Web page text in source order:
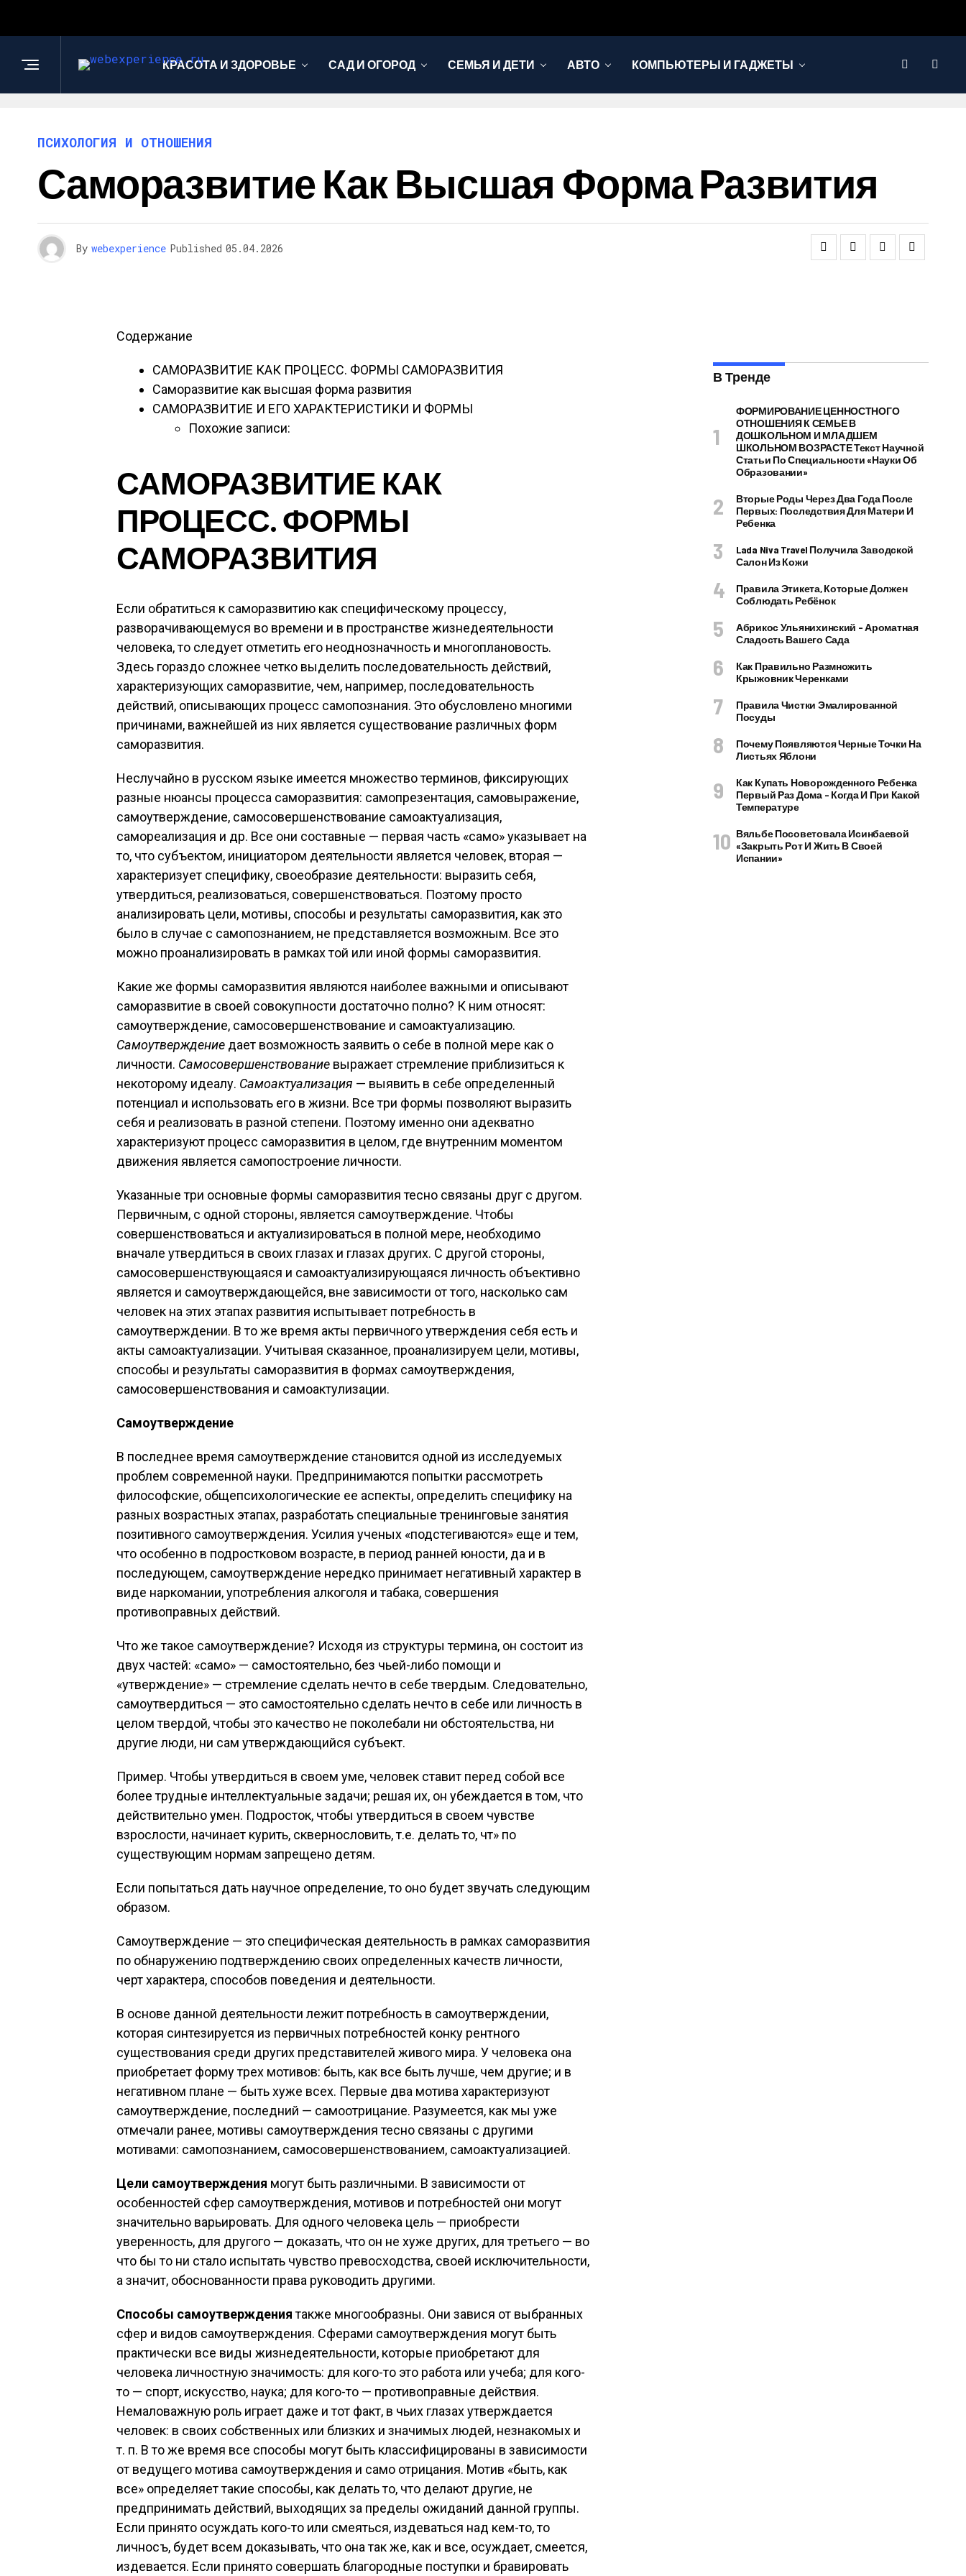
КРАСОТА И ЗДОРОВЬЕ САД И ОГОРОД СЕМЬЯ И ДЕТИ АВТО КОМПЬЮТЕРЫ И ГАДЖЕТЫ
ПСИХОЛОГИЯ И ОТНОШЕНИЯ
Саморазвитие Как Высшая Форма Развития
By webexperience Published 05.04.2026
Содержание
САМОРАЗВИТИЕ КАК ПРОЦЕСС. ФОРМЫ САМОРАЗВИТИЯ
Саморазвитие как высшая форма развития
САМОРАЗВИТИЕ И ЕГО ХАРАКТЕРИСТИКИ И ФОРМЫ
Похожие записи:
САМОРАЗВИТИЕ КАК
ПРОЦЕСС. ФОРМЫ
САМОРАЗВИТИЯ
Если обратиться к саморазвитию как специфическому процессу,
разворачивающемуся во времени и в пространстве жизнедеятельности
человека, то следует отметить его неоднозначность и многоплановость.
Здесь гораздо сложнее четко выделить последовательность действий,
характеризующих саморазвитие, чем, например, последовательность
действий, описывающих процесс самопознания. Это обусловлено многими
причинами, важнейшей из них является существование различных форм
саморазвития.
Неслучайно в русском языке имеется множество терминов, фиксирующих
разные нюансы процесса саморазвития: самопрезентация, самовыражение,
самоутверждение, самосовершенствование самоактуализация,
самореализация и др. Все они составные — первая часть «само» указывает на
то, что субъектом, инициатором деятельности является человек, вторая —
характеризует специфику, своеобразие деятельности: выразить себя,
утвердиться, реализоваться, совершенствоваться. Поэтому просто
анализировать цели, мотивы, способы и результаты саморазвития, как это
было в случае с самопознанием, не представляется возможным. Все это
можно проанализировать в рамках той или иной формы саморазвития.
Какие же формы саморазвития являются наиболее важными и описывают
саморазвитие в своей совокупности достаточно полно? К ним относят:
самоутверждение, самосовершенствование и самоактуализацию.
Самоутверждение дает возможность заявить о себе в полной мере как о
личности. Самосовершенствование выражает стремление приблизиться к
некоторому идеалу. Самоактуализация — выявить в себе определенный
потенциал и использовать его в жизни. Все три формы позволяют выразить
себя и реализовать в разной степени. Поэтому именно они адекватно
характеризуют процесс саморазвития в целом, где внутренним моментом
движения является самопостроение личности.
Указанные три основные формы саморазвития тесно связаны друг с другом.
Первичным, с одной стороны, является самоутверждение. Чтобы
совершенствоваться и актуализироваться в полной мере, необходимо
вначале утвердиться в своих глазах и глазах других. С другой стороны,
самосовершенствующаяся и самоактуализирующаяся личность объективно
является и самоутверждающейся, вне зависимости от того, насколько сам
человек на этих этапах развития испытывает потребность в
самоутверждении. В то же время акты первичного утверждения себя есть и
акты самоактуализации. Учитывая сказанное, проанализируем цели, мотивы,
способы и результаты саморазвития в формах самоутверждения,
самосовершенствования и самоактулизации.
Самоутверждение
В последнее время самоутверждение становится одной из исследуемых
проблем современной науки. Предпринимаются попытки рассмотреть
философские, общепсихологические ее аспекты, определить специфику на
разных возрастных этапах, разработать специальные тренинговые занятия
позитивного самоутверждения. Усилия ученых «подстегиваются» еще и тем,
что особенно в подростковом возрасте, в период ранней юности, да и в
последующем, самоутверждение нередко принимает негативный характер в
виде наркомании, употребления алкоголя и табака, совершения
противоправных действий.
Что же такое самоутверждение? Исходя из структуры термина, он состоит из
двух частей: «само» — самостоятельно, без чьей-либо помощи и
«утверждение» — стремление сделать нечто в себе твердым. Следовательно,
самоутвердиться — это самостоятельно сделать нечто в себе или личность в
целом твердой, чтобы это качество не поколебали ни обстоятельства, ни
другие люди, ни сам утверждающийся субъект.
Пример. Чтобы утвердиться в своем уме, человек ставит перед собой все
более трудные интеллектуальные задачи; решая их, он убеждается в том, что
действительно умен. Подросток, чтобы утвердиться в своем чувстве
взрослости, начинает курить, сквернословить, т.е. делать то, чт» по
существующим нормам запрещено детям.
Если попытаться дать научное определение, то оно будет звучать следующим
образом.
Самоутверждение — это специфическая деятельность в рамках саморазвития
по обнаружению подтверждению своих определенных качеств личности,
черт характера, способов поведения и деятельности.
В основе данной деятельности лежит потребность в самоутверждении,
которая синтезируется из первичных потребностей конку рентного
существования среди других представителей живого мира. У человека она
приобретает форму трех мотивов: быть, как все быть лучше, чем другие; и в
негативном плане — быть хуже всех. Первые два мотива характеризуют
самоутверждение, последний — самоотрицание. Разумеется, как мы уже
отмечали ранее, мотивы самоутверждения тесно связаны с другими
мотивами: самопознанием, самосовершенствованием, самоактуализацией.
Цели самоутверждения могут быть различными. В зависимости от
особенностей сфер самоутверждения, мотивов и потребностей они могут
значительно варьировать. Для одного человека цель — приобрести
уверенность, для другого — доказать, что он не хуже других, для третьего — во
что бы то ни стало испытать чувство превосходства, своей исключительности,
а значит, обоснованности права руководить другими.
Способы самоутверждениятакже многообразны. Они завися от выбранных
сфер и видов самоутверждения. Сферами самоутверждения могут быть
практически все виды жизнедеятельности, которые приобретают для
человека личностную значимость: для кого-то это работа или учеба; для кого-
то — спорт, искусство, наука; для кого-то — противоправные действия.
Немаловажную роль играет даже и тот факт, в чьих глазах утверждается
человек: в своих собственных или близких и значимых людей, незнакомых и
т. п. В то же время все способы могут быть классифицированы в зависимости
от ведущего мотива самоутверждения и само отрицания. Мотив «быть, как
все» определяет такие способы, как делать то, что делают другие, не
предпринимать действий, выходящих за пределы ожиданий данной группы.
Если принято осуждать кого-то или смеяться, издеваться над кем-то, то
личносъ, будет всем доказывать, что она так же, как и все, осуждает, смеется,
издевается. Если принято совершать благородные поступки и бравировать
В Тренде
ФОРМИРОВАНИЕ ЦЕННОСТНОГО
ОТНОШЕНИЯ К СЕМЬЕ В
ДОШКОЛЬНОМ И МЛАДШЕМ
ШКОЛЬНОМ ВОЗРАСТЕ Текст Научной
Статьи По Специальности «Науки Об
Образовании»
Вторые Роды Через Два Года После
Первых: Последствия Для Матери И
Ребенка
Lada Niva Travel Получила Заводской
Салон Из Кожи
Правила Этикета, Которые Должен
Соблюдать Ребёнок
Абрикос Ульянихинский – Ароматная
Сладость Вашего Сада
Как Правильно Размножить
Крыжовник Черенками
Правила Чистки Эмалированной
Посуды
Почему Появляются Черные Точки На
Листьях Яблони
Как Купать Новорожденного Ребенка
Первый Раз Дома – Когда И При Какой
Температуре
Вяльбе Посоветовала Исинбаевой
«закрыть Рот И Жить В Своей
Испании»